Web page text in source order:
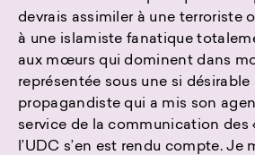
devrais assimiler à une terroriste
à une islamiste fanatique
aux mœurs qui dominent dans
représentée sous une si
propagandiste qui a mis son
service de la communication des
l’UDC s’en est rendu compte. Je